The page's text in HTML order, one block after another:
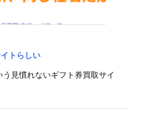
トらしい
見慣れないギフト券買取サイ